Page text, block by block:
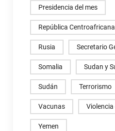
Presidencia del mes
República Centroafricana
Rusia Secretario
Somalia Sudan y
Sudán Terrorismo
Vacunas
Yemen